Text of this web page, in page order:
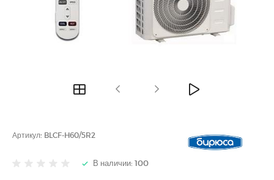
Артикул: BLCF-H60/5R2
В наличии: 100